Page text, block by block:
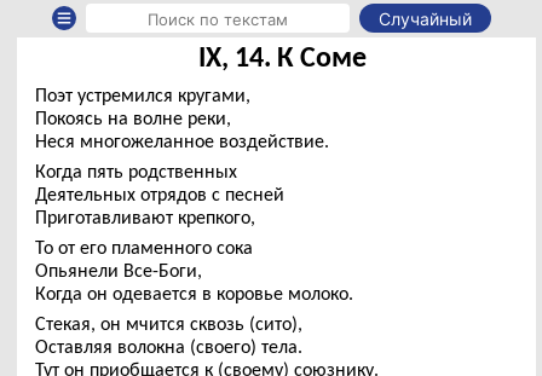
Случайный
IX, 14. К Соме
Поэт устремился кругами,
Покоясь на волне реки,
Неся многожеланное воздействие.
Когда пять родственных
Деятельных отрядов с песней
Приготавливают крепкого,
То от его пламенного сока
Опьянели Все-Боги,
Когда он одевается в коровье молоко.
Стекая, он мчится сквозь (сито),
Оставляя волокна (своего) тела.
Тут он приобщается к (своему) союзнику.